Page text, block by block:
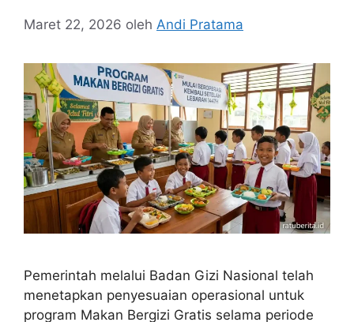
Maret 22, 2026 oleh Andi Pratama
Pemerintah melalui Badan Gizi Nasional telah
menetapkan penyesuaian operasional untuk
program Makan Bergizi Gratis selama periode